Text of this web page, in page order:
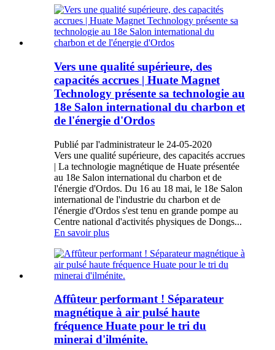
Vers une qualité supérieure, des
capacités accrues | Huate Magnet
Technology présente sa technologie au
18e Salon international du charbon et
de l'énergie d'Ordos
Publié par l'administrateur le 24-05-2020
Vers une qualité supérieure, des capacités accrues
| La technologie magnétique de Huate présentée
au 18e Salon international du charbon et de
l'énergie d'Ordos. Du 16 au 18 mai, le 18e Salon
international de l'industrie du charbon et de
l'énergie d'Ordos s'est tenu en grande pompe au
Centre national d'activités physiques de Dongs...
En savoir plus
Affûteur performant ! Séparateur
magnétique à air pulsé haute
fréquence Huate pour le tri du
minerai d'ilménite.